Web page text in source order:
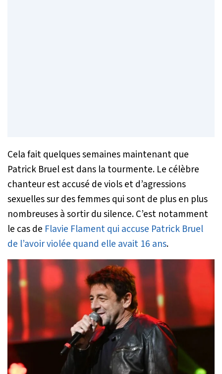
Cela fait quelques semaines maintenant que
Patrick Bruel est dans la tourmente. Le célèbre
chanteur est accusé de viols et d’agressions
sexuelles sur des femmes qui sont de plus en plus
nombreuses à sortir du silence. C’est notamment
le cas de Flavie Flament qui accuse Patrick Bruel
de l’avoir violée quand elle avait 16 ans.